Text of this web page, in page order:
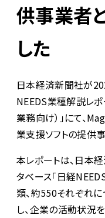
供事業者
した
日本経済新聞社が
NEEDS業種解説レポ
業務向け）」にて、
業支援ソフトの提供
本レポートは、日本
タベース「日経
類、約550それぞれ
し、企業の活動状況